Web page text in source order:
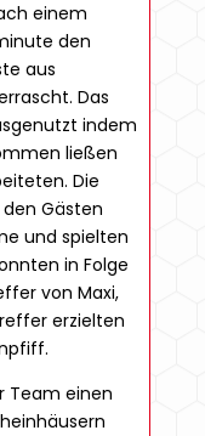
einem
den
aus
Das
indem
ließen
Die
Gästen
und spielten
in Folge
von Maxi,
erzielten
Team einen